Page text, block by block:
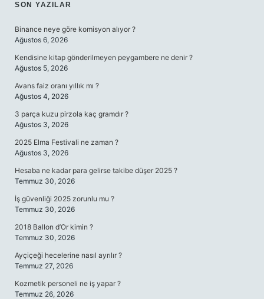
SIDEBAR
SON YAZILAR
Binance neye göre komisyon alıyor ?
Ağustos 6, 2026
Kendisine kitap gönderilmeyen peygambere ne denir ?
Ağustos 5, 2026
Avans faiz oranı yıllık mı ?
Ağustos 4, 2026
3 parça kuzu pirzola kaç gramdır ?
Ağustos 3, 2026
2025 Elma Festivali ne zaman ?
Ağustos 3, 2026
Hesaba ne kadar para gelirse takibe düşer 2025 ?
Temmuz 30, 2026
İş güvenliği 2025 zorunlu mu ?
Temmuz 30, 2026
2018 Ballon d’Or kimin ?
Temmuz 30, 2026
Ayçiçeği hecelerine nasıl ayrılır ?
Temmuz 27, 2026
Kozmetik personeli ne iş yapar ?
Temmuz 26, 2026